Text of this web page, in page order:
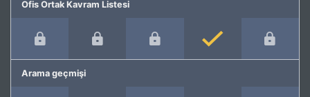
Ofis Ortak Kavram Listesi
Arama geçmişi